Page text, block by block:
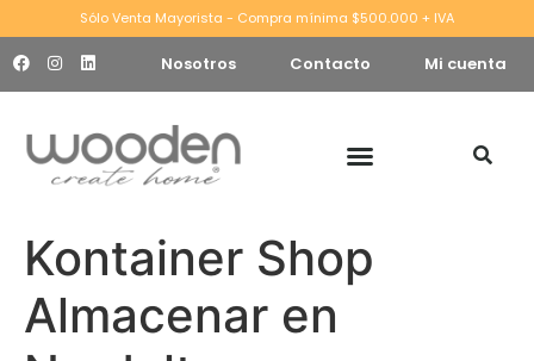
Sólo Venta Mayorista - Compra mínima $500.000 + IVA
Nosotros Contacto Mi cuenta
Kontainer Shop
Almacenar en